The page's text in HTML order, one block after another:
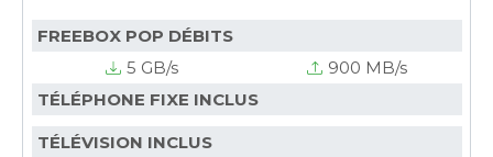
FREEBOX POP DÉBITS
5 GB/s
900 MB/s
TÉLÉPHONE FIXE INCLUS
TÉLÉVISION INCLUS